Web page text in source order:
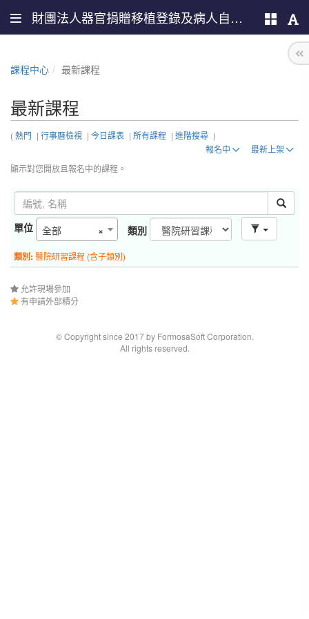
財團法人器官捐贈移植登錄及病人自主推廣中心
課程中心 最新課程
最新課程
(熱門 | 行事曆檢視 | 今日課表 | 所有課程 | 進階搜尋 )
報名中
最新上架
顯示對您開放且報名中的課程。
單位 ×
全部 類別
類別: 醫院研習課程 (含子類別)
允許現場參加
有申請外部積分
© Copyright since 2017 by FormosaSoft Corporation.
All rights reserved.